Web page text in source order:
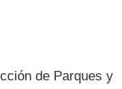
de Parques y